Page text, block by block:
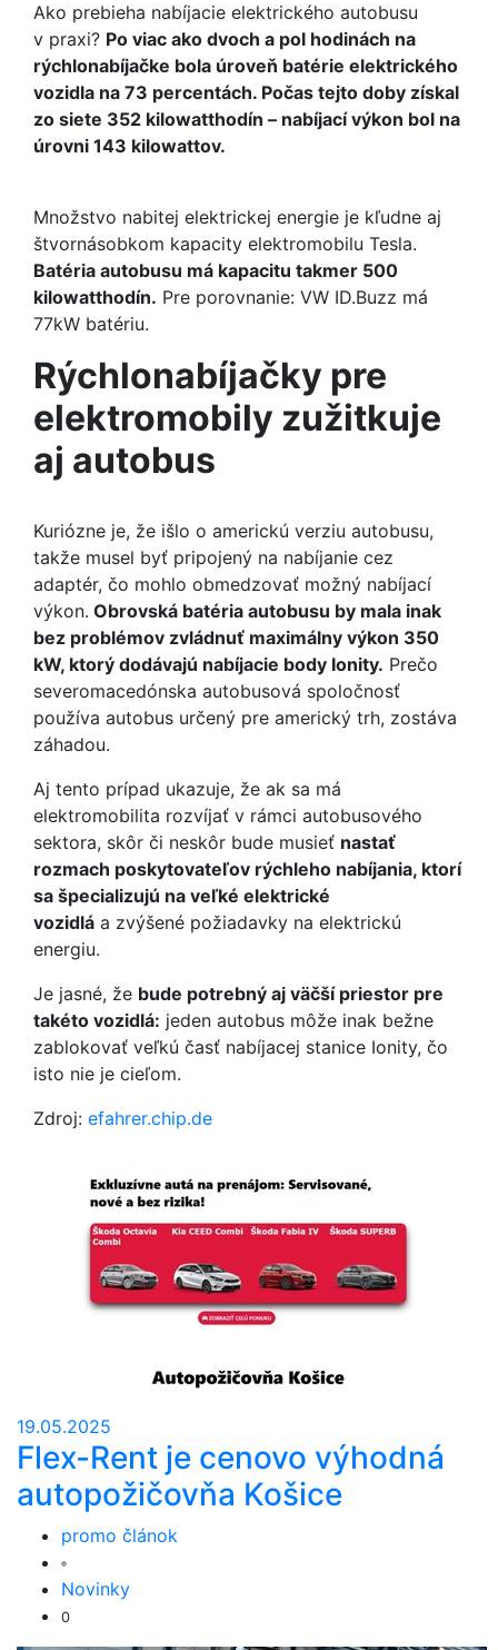
Ako prebieha nabíjacie elektrického autobusu
v praxi? Po viac ako dvoch a pol hodinách na
rýchlonabíjačke bola úroveň batérie elektrického
vozidla na 73 percentách. Počas tejto doby získal
zo siete 352 kilowatthodín – nabíjací výkon bol na
úrovni 143 kilowattov.
Množstvo nabitej elektrickej energie je kľudne aj
štvornásobkom kapacity elektromobilu Tesla.
Batéria autobusu má kapacitu takmer 500
kilowatthodín. Pre porovnanie: VW ID.Buzz má
77kW batériu.
Rýchlonabíjačky pre
elektromobily zužitkuje
aj autobus
Kuriózne je, že išlo o americkú verziu autobusu,
takže musel byť pripojený na nabíjanie cez
adaptér, čo mohlo obmedzovať možný nabíjací
výkon. Obrovská batéria autobusu by mala inak
bez problémov zvládnuť maximálny výkon 350
kW, ktorý dodávajú nabíjacie body Ionity. Prečo
severomacedónska autobusová spoločnosť
používa autobus určený pre americký trh, zostáva
záhadou.
Aj tento prípad ukazuje, že ak sa má
elektromobilita rozvíjať v rámci autobusového
sektora, skôr či neskôr bude musieť nastať
rozmach poskytovateľov rýchleho nabíjania, ktorí
sa špecializujú na veľké elektrické
vozidlá a zvýšené požiadavky na elektrickú
energiu.
Je jasné, že bude potrebný aj väčší priestor pre
takéto vozidlá: jeden autobus môže inak bežne
zablokovať veľkú časť nabíjacej stanice Ionity, čo
isto nie je cieľom.
Zdroj: efahrer.chip.de
19.05.2025
Flex-Rent je cenovo výhodná
autopožičovňa Košice
promo článok
Novinky
0